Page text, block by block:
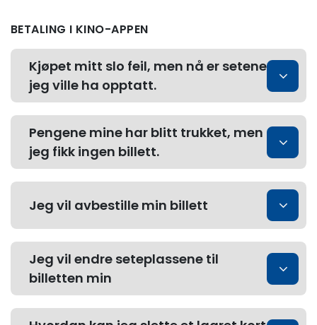
BETALING I KINO-APPEN
Kjøpet mitt slo feil, men nå er setene
jeg ville ha opptatt.
Pengene mine har blitt trukket, men
jeg fikk ingen billett.
Jeg vil avbestille min billett
Jeg vil endre seteplassene til
billetten min